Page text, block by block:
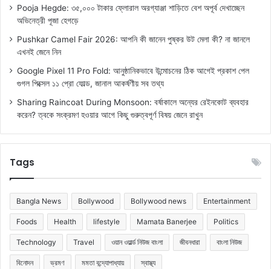
Pooja Hegde: ৩৫,০০০ টাকার ফ্লোরাল অরগ্যাঞ্জা শাড়িতে বেশ অপূর্ব দেখাচ্ছেন
অভিনেত্রী পূজা হেগড়ে
Pushkar Camel Fair 2026: আপনি কী জানেন পুষ্কর উট মেলা কী? না জানলে
এখনই জেনে নিন
Google Pixel 11 Pro Fold: আনুষ্ঠানিকভাবে উন্মোচনের ঠিক আগেই প্রকাশ পেল
গুগল পিক্সেল ১১ প্রো ফোল্ড, জানাল আকর্ষণীয় সব তথ্য
Sharing Raincoat During Monsoon: বর্ষাকালে অন্যের রেইনকোট ব্যবহার
করেন? ত্বকে সংক্রমণ হওয়ার আগে কিছু গুরুত্বপূর্ণ বিষয় জেনে রাখুন
Tags
Bangla News Bollywood Bollywood news Entertainment
Foods Health lifestyle Mamata Banerjee Politics
Technology Travel ওয়ান ওয়ার্ল্ড নিউজ বাংলা জীবনধারা বাংলা নিউজ
বিনোদন ভ্রমণ মমতা বন্দ্যোপাধ্যায় স্বাস্থ্য